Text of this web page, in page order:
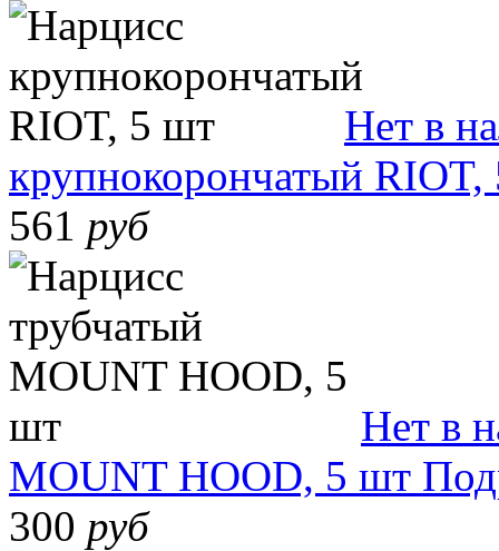
Нет в
крупнокорончатый
561 руб
Нет в
MOUNT HOOD, 5 шт
300 руб